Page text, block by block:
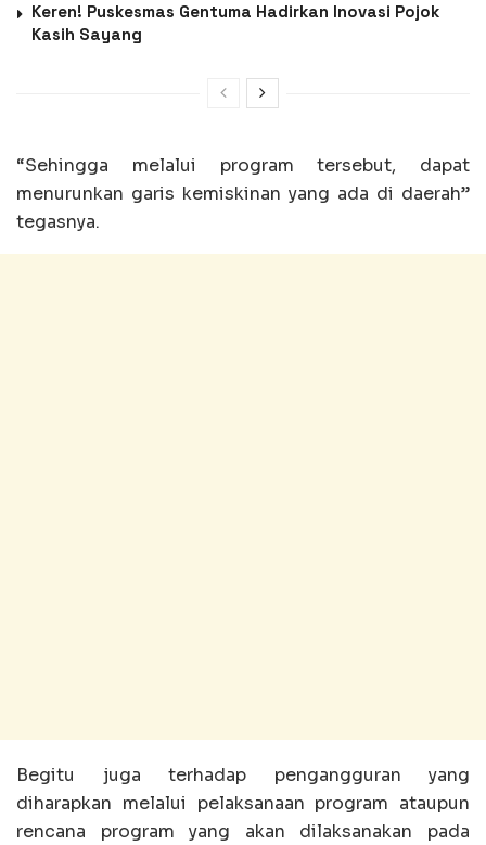
Keren! Puskesmas Gentuma Hadirkan Inovasi Pojok
Kasih Sayang
“Sehingga melalui program tersebut, dapat
menurunkan garis kemiskinan yang ada di daerah”
tegasnya.
Begitu juga terhadap pengangguran yang
diharapkan melalui pelaksanaan program ataupun
rencana program yang akan dilaksanakan pada